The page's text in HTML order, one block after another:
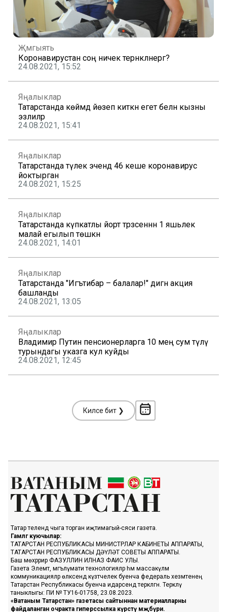
Җәмгыять
Коронавирустан соң ничек тернәкләнергә?
24.08.2021, 15:52
Яңалыклар
Татарстанда көймәдә йөзеп киткән егет белән кызны
эзлиләр
24.08.2021, 15:41
Яңалыклар
Татарстанда тәүлек эчендә 46 кеше коронавирус
йоктырган
24.08.2021, 15:25
Яңалыклар
Татарстанда күпкатлы йорт тәрәзәсеннән 1 яшьлек
малай егылып төшкән
24.08.2021, 14:01
Яңалыклар
Татарстанда "Игътибар – балалар!" дигән акция
башланды
24.08.2021, 13:05
Яңалыклар
Владимир Путин пенсионерларга 10 мең сум түләү
турындагы указга кул куйды
24.08.2021, 12:45
Киләсе бит ❯
Татар телендә чыга торган иҗтимагый-сәяси газета.
Гамәлгә куючылар:
ТАТАРСТАН РЕСПУБЛИКАСЫ МИНИСТРЛАР КАБИНЕТЫ АППАРАТЫ,
ТАТАРСТАН РЕСПУБЛИКАСЫ ДӘҮЛӘТ СОВЕТЫ АППАРАТЫ.
Баш мөхәррир ФАЗУЛЛИН ИЛНАЗ ФАИС УЛЫ.
Газета Элемтә, мәгълүмати технологияләр һәм массакүләм
коммуникацияләр өлкәсендә күзәтчелек буенча федераль хезмәтенең
Татарстан Республикасы буенча идарәсендә теркәлгән. Теркәлү
таныклыгы: ПИ № ТУ16-01758, 23.08.2023.
«Ватаным Татарстан» газетасы сайтыннан материалларны
файдаланган очракта гиперссылка күрсәтү мәҗбүри.